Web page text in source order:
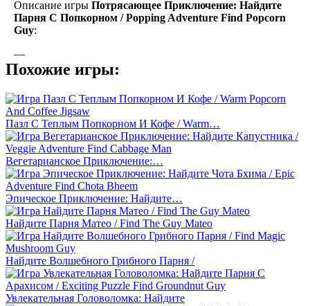
Описание игры Потрясающее Приключение: Найдите
Парня С Попкорном / Popping Adventure Find Popcorn
Guy:
—
Похожие игры:
Пазл С Теплым Попкорном И Кофе / Warm…
Вегетарианское Приключение:…
Эпическое Приключение: Найдите…
Найдите Парня Матео / Find The Guy Mateo
Найдите Волшебного Грибного Парня /
Увлекательная Головоломка: Найдите